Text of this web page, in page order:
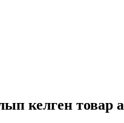
келген товар